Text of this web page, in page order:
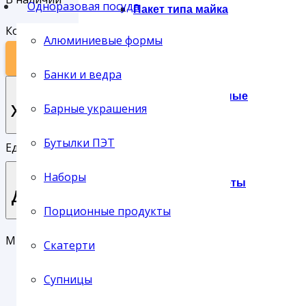
Пакет типа майка
Пакеты фасовочные
Подарочные пакеты
Одноразовая посуда
Алюминиевые формы
Банки и ведра
Барные украшения
Бутылки ПЭТ
Наборы
Порционные продукты
Скатерти
Супницы
Количество товара ТАРЕЛКА КАРТОН 13*20 БЕЛАЯ
Характеристики
Единица хранения:шт
Доставка
Мы предлагаем своим клиентам три основных типа
Доставка службой СервисПак